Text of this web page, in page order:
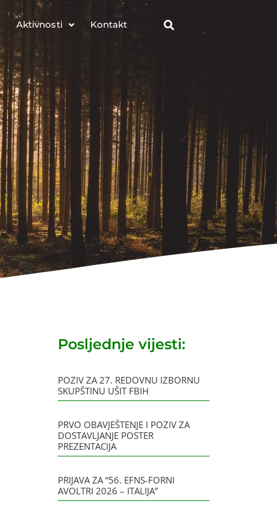
Aktivnosti Kontakt
Posljednje vijesti:
POZIV ZA 27. REDOVNU IZBORNU
SKUPŠTINU UŠIT FBIH
PRVO OBAVJEŠTENJE I POZIV ZA
DOSTAVLJANJE POSTER
PREZENTACIJA
PRIJAVA ZA “56. EFNS-FORNI
AVOLTRI 2026 – ITALIJA”